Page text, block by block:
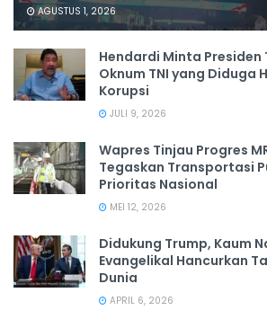
AGUSTUS 1, 2026
Hendardi Minta Presiden
Oknum TNI yang Diduga
Korupsi
JULI 9, 2026
Wapres Tinjau Progres
Tegaskan Transportasi
Prioritas Nasional
MEI 12, 2026
Didukung Trump, Kaum
Evangelikal Hancurkan
Dunia
APRIL 6, 2026